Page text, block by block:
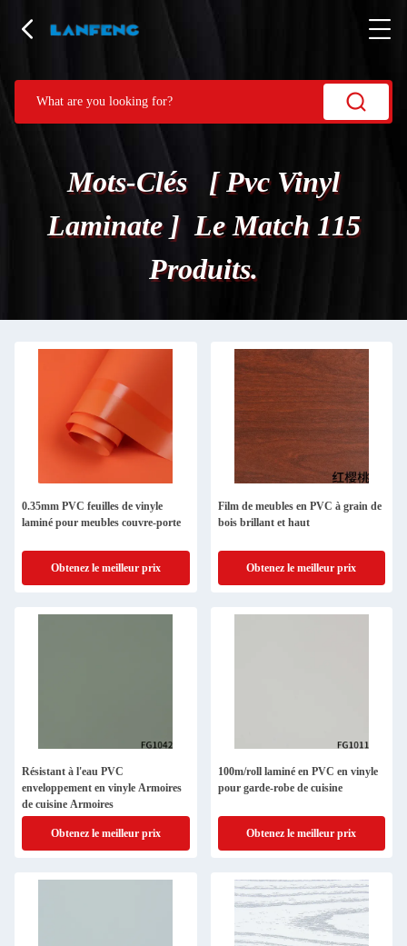
Mots-Clés [ Pvc Vinyl
Laminate ] Le Match 115
Produits.
0.35mm PVC feuilles de vinyle
laminé pour meubles couvre-porte
Obtenez le meilleur prix
Film de meubles en PVC à grain de
bois brillant et haut
Obtenez le meilleur prix
Résistant à l'eau PVC
enveloppement en vinyle Armoires
de cuisine Armoires
Obtenez le meilleur prix
100m/roll laminé en PVC en vinyle
pour garde-robe de cuisine
Obtenez le meilleur prix